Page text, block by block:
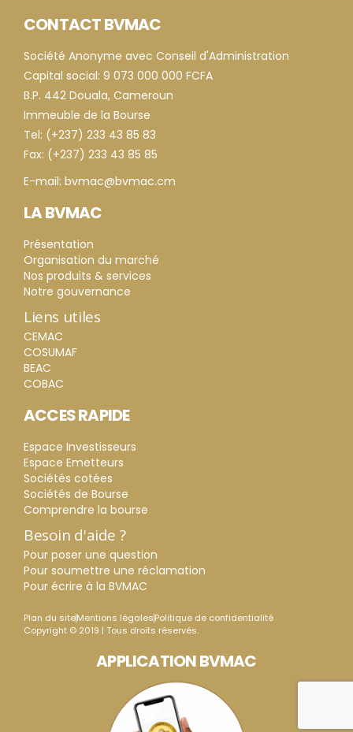
CONTACT BVMAC
Société Anonyme avec Conseil d'Administration
Capital social: 9 073 000 000 FCFA
B.P. 442 Douala, Cameroun
Immeuble de la Bourse
Tel: (+237) 233 43 85 83
Fax: (+237) 233 43 85 85
E-mail: bvmac@bvmac.cm
LA BVMAC
Présentation
Organisation du marché
Nos produits & services
Notre gouvernance
Liens utiles
CEMAC
COSUMAF
BEAC
COBAC
ACCES RAPIDE
Espace Investisseurs
Espace Emetteurs
Sociétés cotées
Sociétés de Bourse
Comprendre la bourse
Besoin d'aide ?
Pour poser une question
Pour soumettre une réclamation
Pour écrire à la BVMAC
Plan du siteMentions légalesPolitique de confidentialité
Copyright © 2019 | Tous droits réservés.
APPLICATION BVMAC